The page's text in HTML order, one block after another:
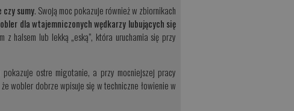
sumy. Swoją moc pokazuje również w zbiornikach
dla wtajemniczonych wędkarzy lubujących się
halsem lub lekką „eską”, która uruchamia się przy
ostre migotanie, a przy mocniejszej pracy
wobler dobrze wpisuje się w techniczne łowienie w